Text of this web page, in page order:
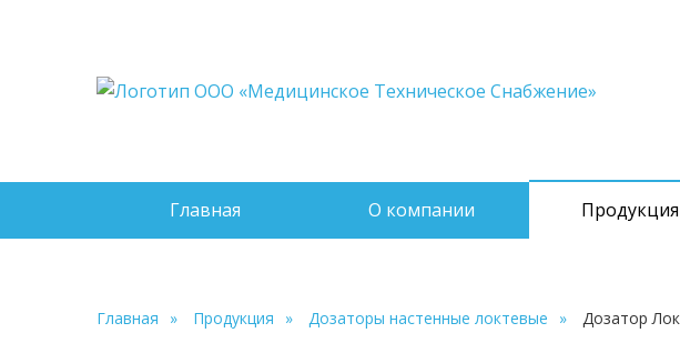
Главная О компании Продукция
Главная Продукция Дозаторы настенные локтевые Дозатор